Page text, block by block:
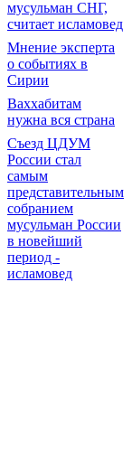
мусульман СНГ,
считает исламовед
Мнение эксперта
о событиях в
Сирии
Ваххабитам
нужна вся страна
Съезд ЦДУМ
России стал
самым
представительным
собранием
мусульман России
в новейший
период -
исламовед